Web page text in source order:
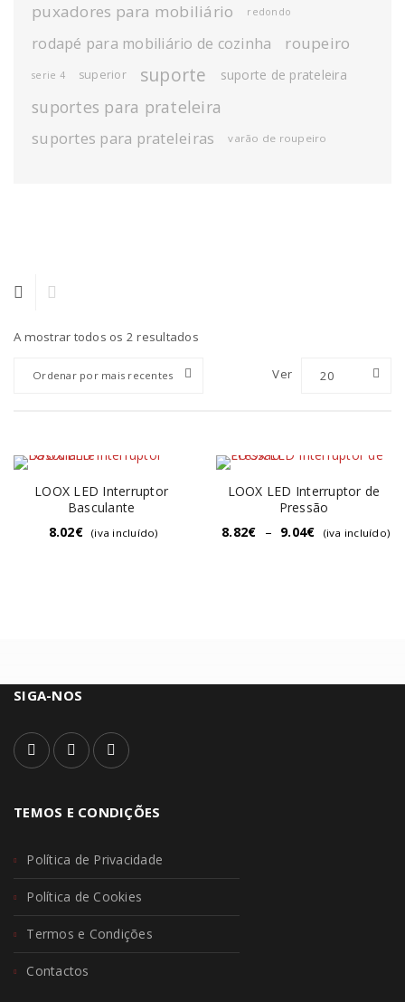
puxadores para mobiliário redondo
rodapé para mobiliário de cozinha roupeiro
serie 4 superior suporte suporte de prateleira
suportes para prateleira
suportes para prateleiras varão de roupeiro
A mostrar todos os 2 resultados
Ordenar por mais recentes Ver 20
LOOX LED Interruptor
Basculante
8.02€ (iva incluído)
LOOX LED Interruptor de
Pressão
8.82€ – 9.04€ (iva incluído)
SIGA-NOS
TEMOS E CONDIÇÕES
Política de Privacidade
Política de Cookies
Termos e Condições
Contactos